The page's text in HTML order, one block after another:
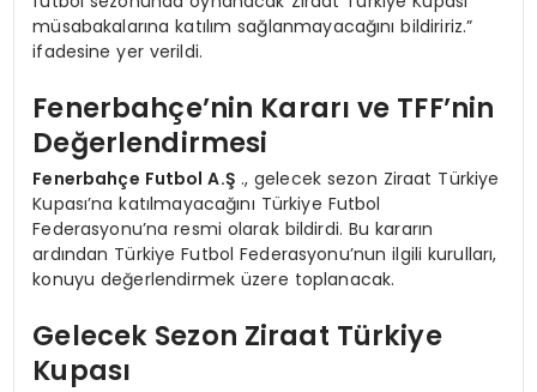
müsabakalarına katılım sağlanmayacağını bildiririz.”
ifadesine yer verildi.
Fenerbahçe’nin Kararı ve TFF’nin
Değerlendirmesi
Fenerbahçe Futbol A.Ş ., gelecek sezon Ziraat Türkiye
Kupası’na katılmayacağını Türkiye Futbol
Federasyonu’na resmi olarak bildirdi. Bu kararın
ardından Türkiye Futbol Federasyonu’nun ilgili kurulları,
konuyu değerlendirmek üzere toplanacak.
Gelecek Sezon Ziraat Türkiye
Kupası